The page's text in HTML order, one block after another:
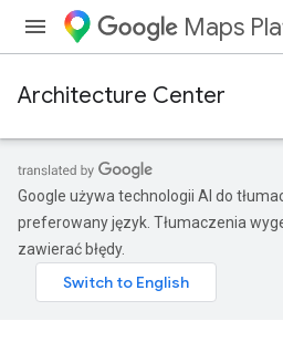
Maps
Architecture Center
Google używa technologii AI do
preferowany język. Tłumaczenia
zawierać błędy.